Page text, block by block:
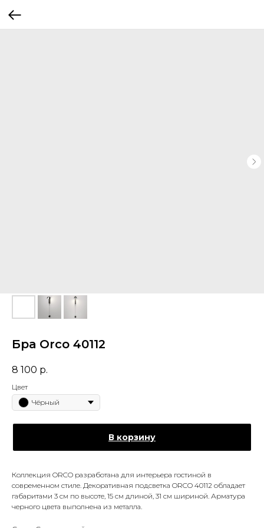
Бра Orco 40112
8 100 р.
Цвет
Чёрный
В корзину
Коллекция ORCO разработана для интерьера гостиной в
современном стиле. Декоративная подсветка ORCO 40112 обладает
габаритами 3 см по высоте, 15 см длиной, 31 см шириной. Арматура
черного цвета выполнена из металла.